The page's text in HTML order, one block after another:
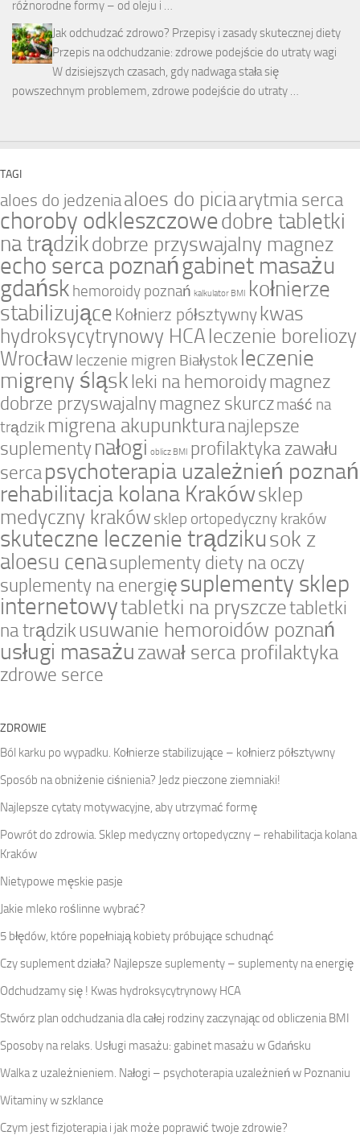
różnorodne formy – od oleju i …
Jak odchudzać zdrowo? Przepisy i zasady skutecznej diety
Przepis na odchudzanie: zdrowe podejście do utraty wagi
W dzisiejszych czasach, gdy nadwaga stała się
powszechnym problemem, zdrowe podejście do utraty …
TAGI
aloes do jedzenia aloes do piciaarytmia serca
choroby odkleszczowedobre tabletki
na trądzikdobrze przyswajalny magnez
echo serca poznańgabinet masażu
gdańsk hemoroidy poznań kalkulator BMI kołnierze
stabilizujące Kołnierz półsztywny kwas
hydroksycytrynowy HCA leczenie boreliozy
Wrocław leczenie migren Białystok leczenie
migreny śląsk leki na hemoroidymagnez
dobrze przyswajalnymagnez skurczmaść na
trądzik migrena akupunkturanajlepsze
suplementynałogi oblicz BMI profilaktyka zawału
serca psychoterapia uzależnień poznań
rehabilitacja kolana Krakówsklep
medyczny kraków sklep ortopedyczny kraków
skuteczne leczenie trądzikusok z
aloesu cenasuplementy diety na oczy
suplementy na energięsuplementy sklep
internetowytabletki na pryszczetabletki
na trądzikusuwanie hemoroidów poznań
usługi masażu zawał serca profilaktyka
zdrowe serce
ZDROWIE
Ból karku po wypadku. Kołnierze stabilizujące – kołnierz półsztywny
Sposób na obniżenie ciśnienia? Jedz pieczone ziemniaki!
Najlepsze cytaty motywacyjne, aby utrzymać formę
Powrót do zdrowia. Sklep medyczny ortopedyczny – rehabilitacja kolana
Kraków
Nietypowe męskie pasje
Jakie mleko roślinne wybrać?
5 błędów, które popełniają kobiety próbujące schudnąć
Czy suplement działa? Najlepsze suplementy – suplementy na energię
Odchudzamy się ! Kwas hydroksycytrynowy HCA
Stwórz plan odchudzania dla całej rodziny zaczynając od obliczenia BMI
Sposoby na relaks. Usługi masażu: gabinet masażu w Gdańsku
Walka z uzależnieniem. Nałogi – psychoterapia uzależnień w Poznaniu
Witaminy w szklance
Czym jest fizjoterapia i jak może poprawić twoje zdrowie?